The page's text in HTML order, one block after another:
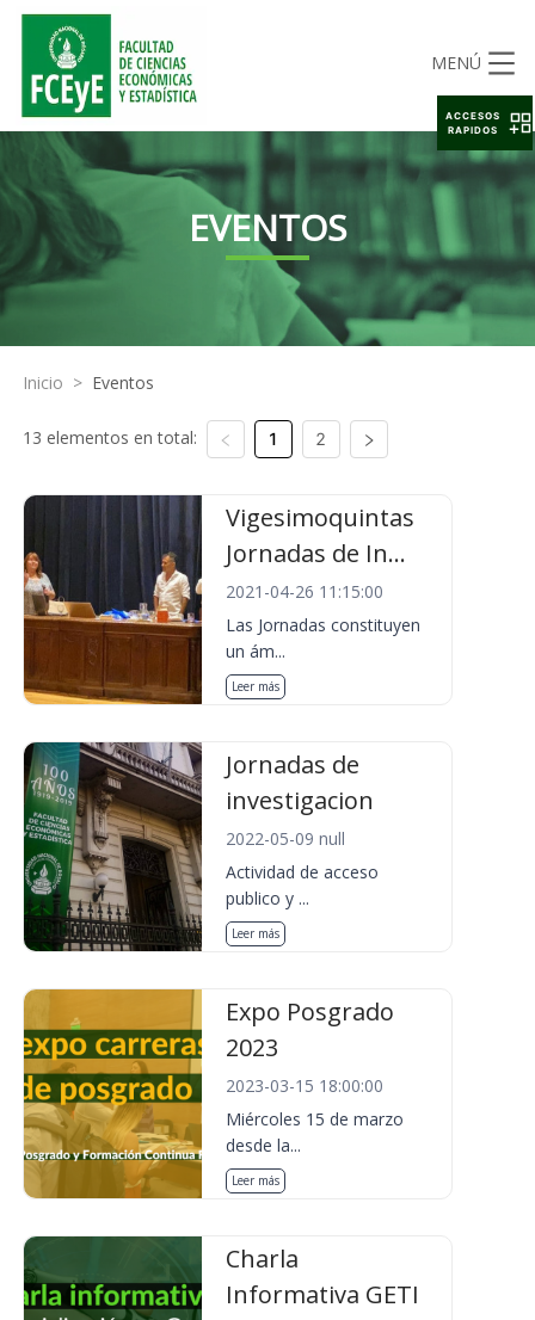
MENÚ
EVENTOS
Inicio > Eventos
13 elementos en total: 1 2
Vigesimoquintas
Jornadas de In...
2021-04-26 11:15:00
Las Jornadas constituyen
un ám...
Leer más
Jornadas de
investigacion
2022-05-09 null
Actividad de acceso
publico y ...
Leer más
Expo Posgrado
2023
2023-03-15 18:00:00
Miércoles 15 de marzo
desde la...
Leer más
Charla
Informativa GETI
ACCESOS
RAPIDOS